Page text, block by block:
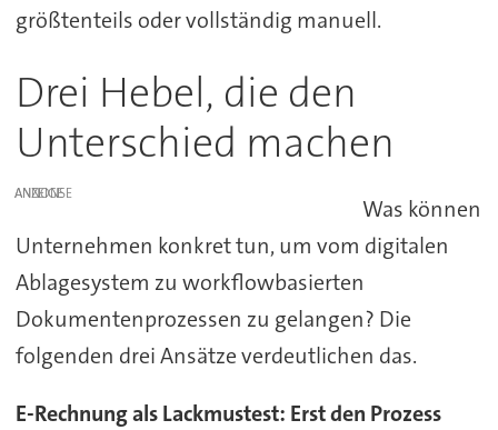
größtenteils oder vollständig manuell.
Drei Hebel, die den
Unterschied machen
ANZEIGE
Was können
Unternehmen konkret tun, um vom digitalen
Ablagesystem zu workflowbasierten
Dokumentenprozessen zu gelangen? Die
folgenden drei Ansätze verdeutlichen das.
E-Rechnung als Lackmustest: Erst den Prozess